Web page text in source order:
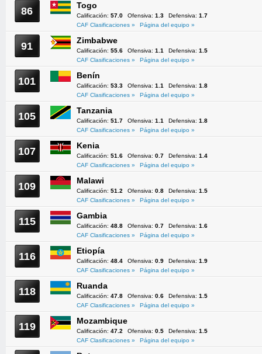
86 Togo
Calificación: 57.0 Ofensiva: 1.3 Defensiva: 1.7
CAF Clasificaciones »
Página del equipo »
91 Zimbabwe
Calificación: 55.6 Ofensiva: 1.1 Defensiva: 1.5
CAF Clasificaciones »
Página del equipo »
101 Benín
Calificación: 53.3 Ofensiva: 1.1 Defensiva: 1.8
CAF Clasificaciones »
Página del equipo »
105 Tanzania
Calificación: 51.7 Ofensiva: 1.1 Defensiva: 1.8
CAF Clasificaciones »
Página del equipo »
107 Kenia
Calificación: 51.6 Ofensiva: 0.7 Defensiva: 1.4
CAF Clasificaciones »
Página del equipo »
109 Malawi
Calificación: 51.2 Ofensiva: 0.8 Defensiva: 1.5
CAF Clasificaciones »
Página del equipo »
115 Gambia
Calificación: 48.8 Ofensiva: 0.7 Defensiva: 1.6
CAF Clasificaciones »
Página del equipo »
116 Etiopía
Calificación: 48.4 Ofensiva: 0.9 Defensiva: 1.9
CAF Clasificaciones »
Página del equipo »
118 Ruanda
Calificación: 47.8 Ofensiva: 0.6 Defensiva: 1.5
CAF Clasificaciones »
Página del equipo »
119 Mozambique
Calificación: 47.2 Ofensiva: 0.5 Defensiva: 1.5
CAF Clasificaciones »
Página del equipo »